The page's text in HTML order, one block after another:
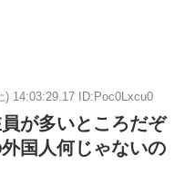
) 14:03:29.17 ID:Poc0Lxcu0
が多いところだぞ
国人何じゃないの